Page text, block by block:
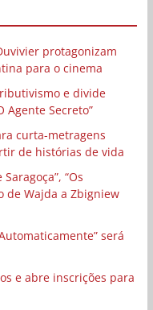
protagonizam
para o cinema
e divide
Agente Secreto”
curta-metragens
de histórias de vida
“Os
de Wajda a Zbigniew
será
e abre inscrições para